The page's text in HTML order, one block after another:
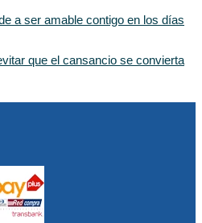
a ser amable contigo en los días
que el cansancio se convierta